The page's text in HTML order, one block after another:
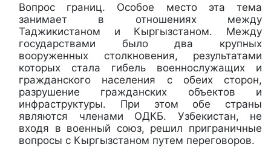
Вопрос границ. Особое место эта тема
занимает в отношениях между
Таджикистаном и Кыргызстаном. Между
государствами было два крупных
вооруженных столкновения, результатами
которых стала гибель военнослужащих и
гражданского населения с обеих сторон,
разрушение гражданских объектов и
инфраструктуры. При этом обе страны
являются членами ОДКБ. Узбекистан, не
входя в военный союз, решил приграничные
вопросы с Кыргызстаном путем переговоров.